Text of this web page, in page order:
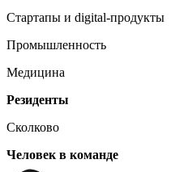
Стартапы и digital-продукты
Промышленность
Медицина
Резиденты
Сколково
Человек в команде